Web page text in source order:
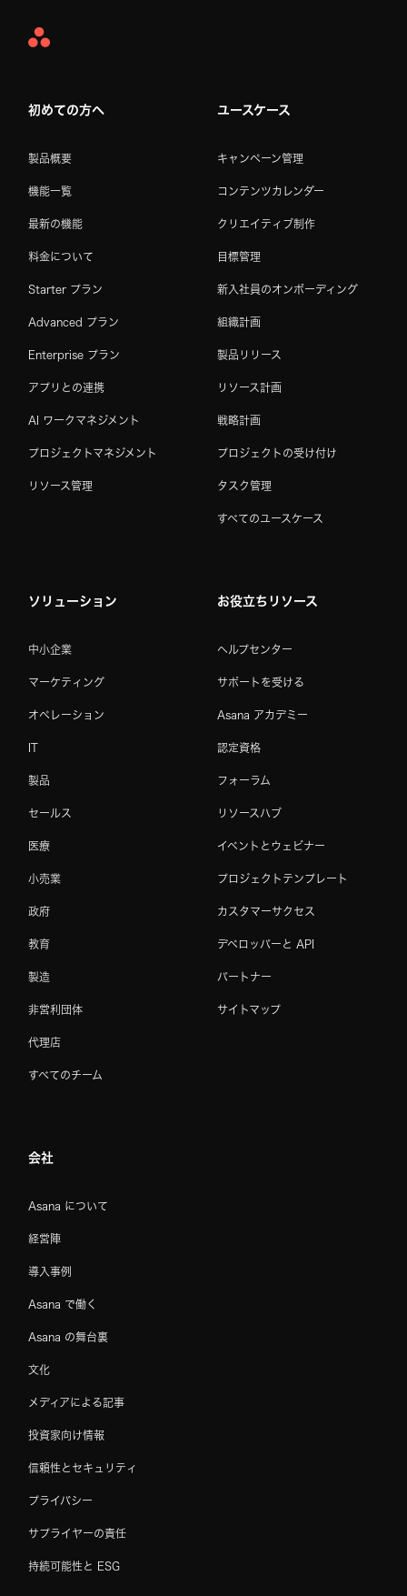
Asana
初めての方へ
製品概要
機能一覧
最新の機能
料金について
Starter プラン
Advanced プラン
Enterprise プラン
アプリとの連携
AI ワークマネジメント
プロジェクトマネジメント
リソース管理
ユースケース
キャンペーン管理
コンテンツカレンダー
クリエイティブ制作
目標管理
新入社員のオンボーディング
組織計画
製品リリース
リソース計画
戦略計画
プロジェクトの受け付け
タスク管理
すべてのユースケース
ソリューション
中小企業
マーケティング
オペレーション
IT
製品
セールス
医療
小売業
政府
教育
製造
非営利団体
代理店
すべてのチーム
お役立ちリソース
ヘルプセンター
サポートを受ける
Asana アカデミー
認定資格
フォーラム
リソースハブ
イベントとウェビナー
プロジェクトテンプレート
カスタマーサクセス
デベロッパーと API
パートナー
サイトマップ
会社
Asana について
経営陣
導入事例
Asana で働く
Asana の舞台裏
文化
メディアによる記事
投資家向け情報
信頼性とセキュリティ
プライバシー
サプライヤーの責任
持続可能性と ESG